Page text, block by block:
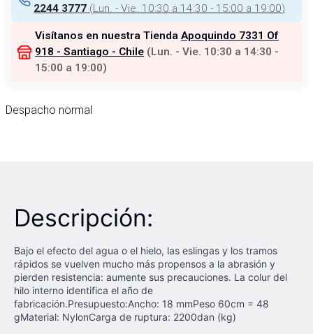
2244 3777 (Lun. - Vie. 10:30 a 14:30 - 15:00 a 19:00)
Visítanos en nuestra Tienda Apoquindo 7331 Of
918 - Santiago - Chile (Lun. - Vie. 10:30 a 14:30 -
15:00 a 19:00)
Despacho normal
Descripción:
Bajo el efecto del agua o el hielo, las eslingas y los tramos
rápidos se vuelven mucho más propensos a la abrasión y
pierden resistencia: aumente sus precauciones. La colur del
hilo interno identifica el año de
fabricación.Presupuesto:Ancho: 18 mmPeso 60cm = 48
gMaterial: NylonCarga de ruptura: 2200dan (kg)